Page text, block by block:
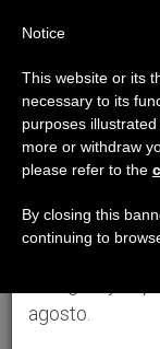
Aviso
Del 27 de
anual,
se generan
agosto.
Notice
This website or its
necessary to its
purposes
more or withdraw
please refer to the
By closing this
continuing to